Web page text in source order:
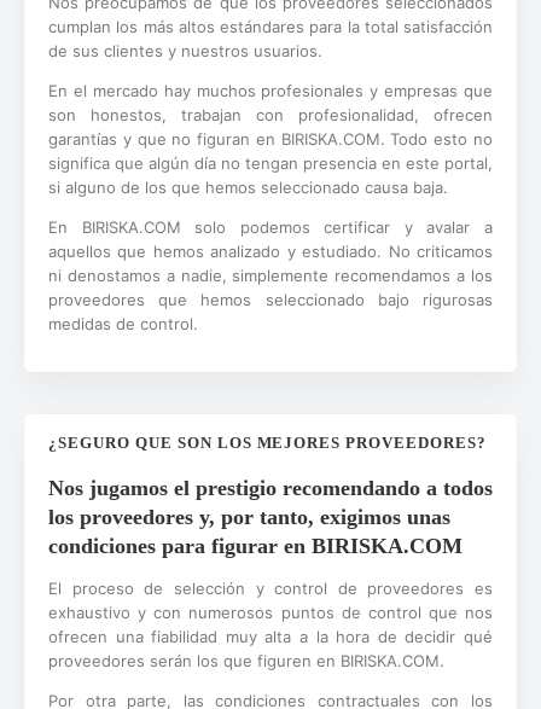
cumplan los más altos estándares para la total satisfacción
de sus clientes y nuestros usuarios.
En el mercado hay muchos profesionales y empresas que
son honestos, trabajan con profesionalidad, ofrecen
garantías y que no figuran en BIRISKA.COM. Todo esto no
significa que algún día no tengan presencia en este portal,
si alguno de los que hemos seleccionado causa baja.
En BIRISKA.COM solo podemos certificar y avalar a
aquellos que hemos analizado y estudiado. No criticamos
ni denostamos a nadie, simplemente recomendamos a los
proveedores que hemos seleccionado bajo rigurosas
medidas de control.
¿SEGURO QUE SON LOS MEJORES PROVEEDORES?
Nos jugamos el prestigio recomendando a todos
los proveedores y, por tanto, exigimos unas
condiciones para figurar en BIRISKA.COM
El proceso de selección y control de proveedores es
exhaustivo y con numerosos puntos de control que nos
ofrecen una fiabilidad muy alta a la hora de decidir qué
proveedores serán los que figuren en BIRISKA.COM.
Por otra parte, las condiciones contractuales con los